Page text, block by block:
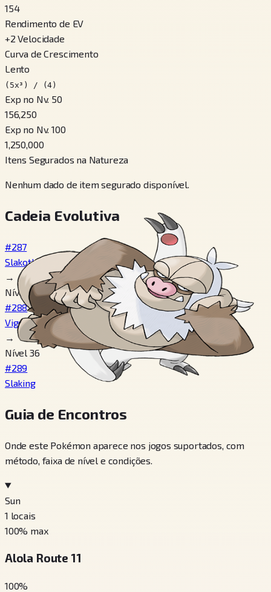
154
Rendimento de EV
+2 Velocidade
Curva de Crescimento
Lento
(5x³) / (4)
Exp no Nv. 50
156,250
Exp no Nv. 100
1,250,000
Itens Segurados na Natureza
Nenhum dado de item segurado disponível.
Cadeia Evolutiva
#287
Slakoth
→
Nível 18
#288
Vigoroth
→
Nível 36
#289
Slaking
Guia de Encontros
Onde este Pokémon aparece nos jogos suportados, com
método, faixa de nível e condições.
Sun
1 locais
100% max
Alola Route 11
100%